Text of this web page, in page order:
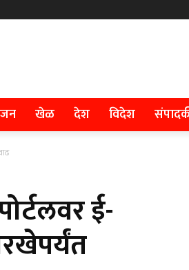
खेळ देश विदेश
ई-